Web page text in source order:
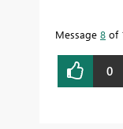
Message 8 of
0